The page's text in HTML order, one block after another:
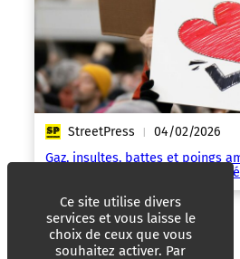
StreetPress | 04/02/2026
Gaz, insultes, battes et poings
Cocarde frappe à Nanterre, les
Ce site utilise divers
services et vous laisse le
choix de ceux que vous
souhaitez activer. Par